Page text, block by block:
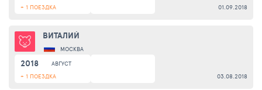
+ 1 ПОЕЗДКА
01.09.2018
ВИТАЛИЙ
МОСКВА
2018
АВГУСТ
+ 1 ПОЕЗДКА
03.08.2018